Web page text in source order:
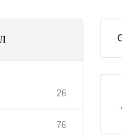
26
76